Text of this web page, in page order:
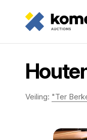
Veiling: "Ter